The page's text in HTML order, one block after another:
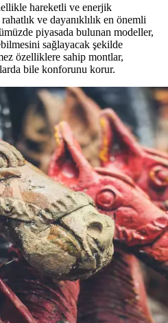
hareketli ve enerjik
ve dayanıklılık en önemli
piyasada bulunan modeller,
sağlayacak şekilde
özelliklere sahip montlar,
bile konforunu korur.